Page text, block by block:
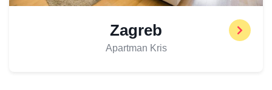
Zagreb
Apartman Kris